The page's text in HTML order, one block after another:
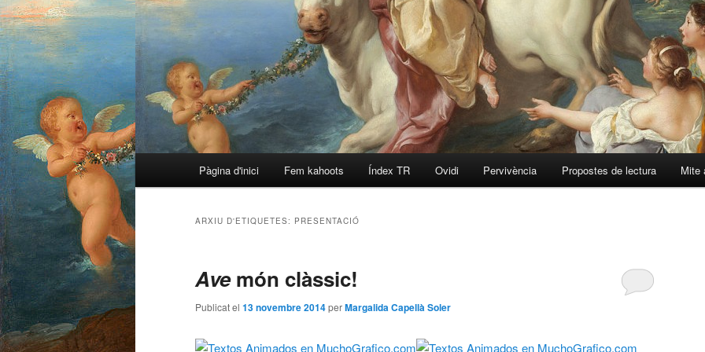
Aneu
principal
Aneu
secundari
Pàgina d'inici Fem kahoots Índex TR Ovidi Pervivència Propostes de lectura Mite
ARXIU D'ETIQUETES: PRESENTACIÓ
Avemón clàssic!
Publicat el 13 novembre 2014perMargalida Capellà Soler